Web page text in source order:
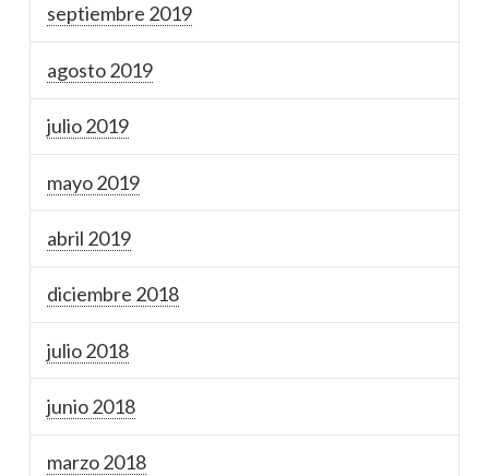
septiembre 2019
agosto 2019
julio 2019
mayo 2019
abril 2019
diciembre 2018
julio 2018
junio 2018
marzo 2018